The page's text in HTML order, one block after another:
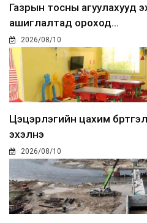
Газрын тосны агуулахууд
ашиглалтад ороход...
2026/08/10
Цэцэрлэгийн цахим
эхэлнэ
2026/08/10